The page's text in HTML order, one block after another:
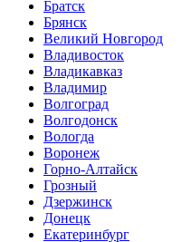
Братск
Брянск
Великий Новгород
Владивосток
Владикавказ
Владимир
Волгоград
Волгодонск
Вологда
Воронеж
Горно-Алтайск
Грозный
Дзержинск
Донецк
Екатеринбург